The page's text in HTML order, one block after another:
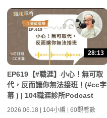
28:13
EP619【#職涯】小心！無可取
代，反而讓你無法接班！(#cc字
幕 ) | 104職涯診所Podcast
2026.06.18 | 104小編 | 60觀看數